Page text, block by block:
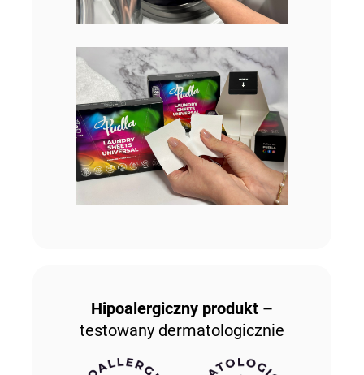
Hipoalergiczny produkt –
testowany dermatologicznie